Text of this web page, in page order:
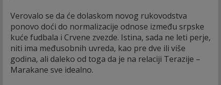
Verovalo se da će dolaskom novog rukovodstva
ponovo doći do normalizacije odnose između srpske
kuće fudbala i Crvene zvezde. Istina, sada ne leti perje,
niti ima međusobnih uvreda, kao pre dve ili više
godina, ali daleko od toga da je na relaciji Terazije –
Marakane sve idealno.